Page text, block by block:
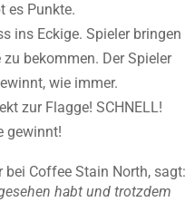
es Punkte.
ins Eckige. Spieler bringen
bekommen. Der Spieler
wie immer.
zur Flagge! SCHNELL!
gewinnt!
bei Coffee Stain North, sagt:
habt und trotzdem